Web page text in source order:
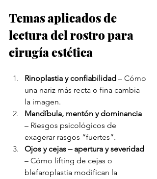
Temas aplicados de
lectura del rostro para
cirugía estética
Rinoplastia y confiabilidad – Cómo
una nariz más recta o fina cambia
la imagen.
Mandíbula, mentón y dominancia
– Riesgos psicológicos de
exagerar rasgos “fuertes”.
Ojos y cejas – apertura y severidad
– Cómo lifting de cejas o
blefaroplastia modifican la